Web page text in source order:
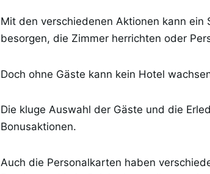
Mit den verschiedenen Aktionen kann ein
besorgen, die Zimmer herrichten oder
Doch ohne Gäste kann kein Hotel
Die kluge Auswahl der Gäste und die
Bonusaktionen.
Auch die Personalkarten haben